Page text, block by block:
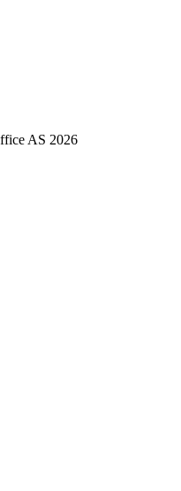
AS 2026